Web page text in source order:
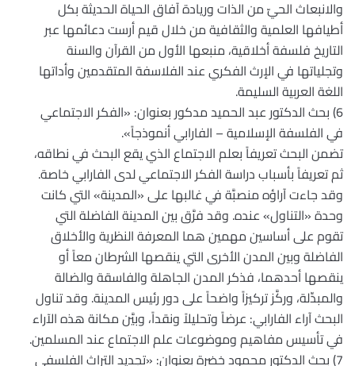
والانبعاث الحيّ من الذات وريادة آفاق الحياة الحديثة بكل
أطيافها العلمية والثقافية من خلال قيم أرست دعائمها عبر
التاريخ فلسفة أخلاقية، منبعها الأول من القرآن والسنة
وتجلياتها في الإرث الفكري عند الفلاسفة المتقدمين وأداتها
اللغة العربية السليمة.
6) بحث الدكتور عبد الحميد مدكور بعنوان: «الفكر الاجتماعي
في الفلسفة الإسلامية – الفارابي أنموذجاً».
تضمن البحث تعريفاً بعلم الاجتماع الذي يقع البحث في نطاقه،
ثم تعريفاً بأسباب دراسة الفكر الاجتماعي لدى الفارابي خاصة.
وقد جاءت آراؤه منصبَّة في غالبها على «المدينة» التي كانت
وحدة «التناول» عنده. وقد فرَّق بين المدينة الفاضلة التي
تقوم على أساسين مهمين هما المعرفة النظرية والأخلاق
الفاضلة وبين المدن الأخرى التي ينقصها الشرطان معاً أو
ينقصها أحدهما، فذكر المدن الجاهلة والفاسقة والضالة
والمبدِّلة، وركَّز تركيزاً واضحاً على دور رئيس المدينة. وقد تناول
البحث آراء الفارابي: عرضاً وتحليلاً ونقداً، وبيَّن مكانة هذه الآراء
في تأسيس مفاهيم وموضوعات علم الاجتماع عند المسلمين.
7) بحث الدكتور محمود خضرة بعنوان: «تجديد التراث الفلسفي